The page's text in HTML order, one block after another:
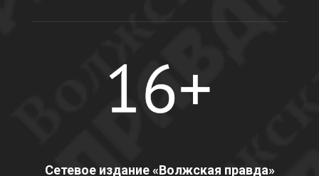
Сетевое издание «Волжская правда»